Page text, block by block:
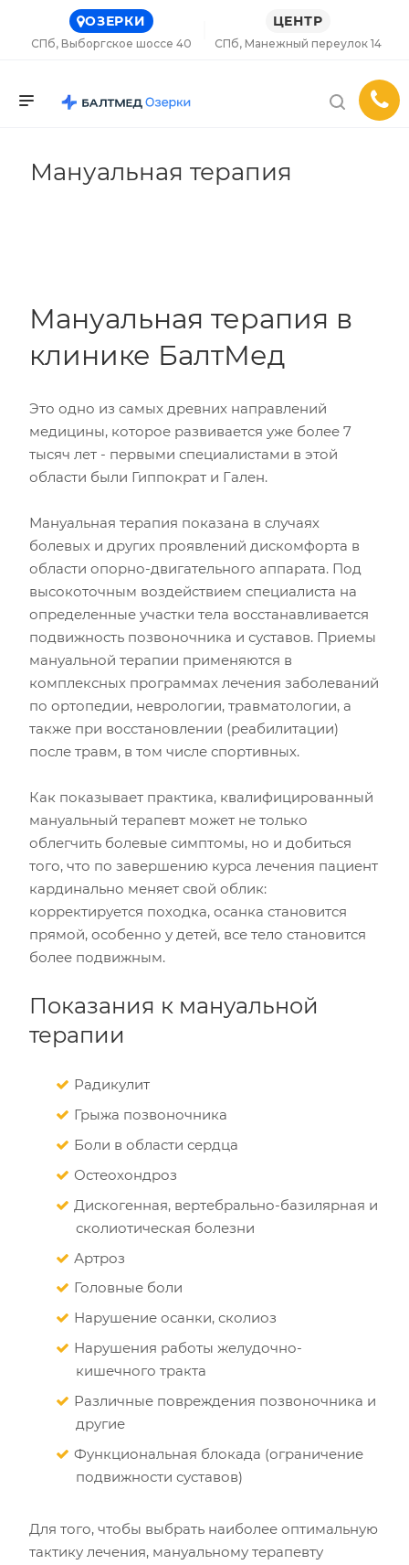
ОЗЕРКИ
СПб, Выборгское шоссе 40
ЦЕНТР
СПб, Манежный переулок 14
Мануальная терапия
Мануальная терапия в
клинике БалтМед
Это одно из самых древних направлений
медицины, которое развивается уже более 7
тысяч лет - первыми специалистами в этой
области были Гиппократ и Гален.
Мануальная терапия показана в случаях
болевых и других проявлений дискомфорта в
области опорно-двигательного аппарата. Под
высокоточным воздействием специалиста на
определенные участки тела восстанавливается
подвижность позвоночника и суставов. Приемы
мануальной терапии применяются в
комплексных программах лечения заболеваний
по ортопедии, неврологии, травматологии, а
также при восстановлении (реабилитации)
после травм, в том числе спортивных.
Как показывает практика, квалифицированный
мануальный терапевт может не только
облегчить болевые симптомы, но и добиться
того, что по завершению курса лечения пациент
кардинально меняет свой облик:
корректируется походка, осанка становится
прямой, особенно у детей, все тело становится
более подвижным.
Показания к мануальной
терапии
Радикулит
Грыжа позвоночника
Боли в области сердца
Остеохондроз
Дискогенная, вертебрально-базилярная и
сколиотическая болезни
Артроз
Головные боли
Нарушение осанки, сколиоз
Нарушения работы желудочно-
кишечного тракта
Различные повреждения позвоночника и
другие
Функциональная блокада (ограничение
подвижности суставов)
Для того, чтобы выбрать наиболее оптимальную
тактику лечения, мануальному терапевту